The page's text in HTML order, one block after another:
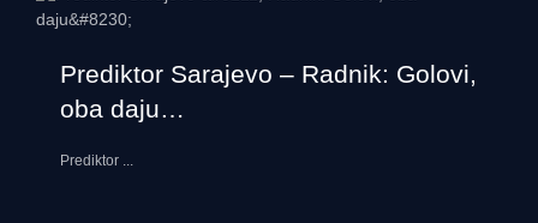
Prediktor Sarajevo – Radnik: Golovi,
oba daju…
Prediktor ...